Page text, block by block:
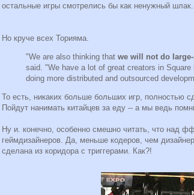
остальные игры смотрелись бы как ненужный шлак.
Но круче всех Торияма.
"We are also thinking that we will not do
said. "We have a lot of great creators in
doing more distributed and outsourced
То есть, никаких больше больших игр, полностью
Пойдут нанимать китайцев за еду -- а мы ведь
Ну и. конечно, особенно смешно читать, что над
геймдизайнеров. Да, меньше кодеров, чем
сделана из коридора с триггерами. Как?!